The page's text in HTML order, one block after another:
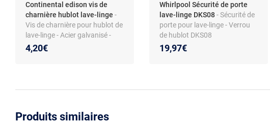
Continental edison vis de
charnière hublot lave-linge -
Vis de charnière pour hublot de
lave-linge - Acier galvanisé -
Torx 4x12 - Compatible
modèles Continental Edison
4,20€
Whirlpool Sécurité de porte
lave-linge DKS08- Sécurité de
porte pour lave-linge - Verrou
de hublot DKS08
481010885440 - Compatible
Whirlpool, Indesit, Hotpoint,
19,97€
Produits similaires